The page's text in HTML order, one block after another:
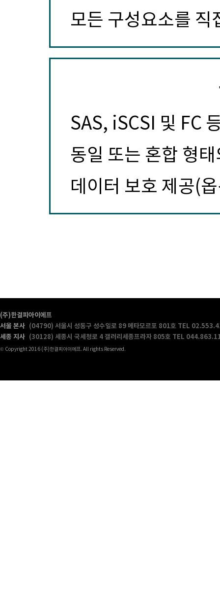
모든 구성요소를 직
SAS, iSCSI 및 FC
동일 또는 혼합 형
데이터 보호 제공(
(주)한결피아이에프
서울 본사 (04790) 서울시 성동구 성수일로 89 메타모르포 801호 TEL
세종 지사 (30128) 세종시 국세청로 4 갤러리세종프라자 805호 TEL
© Copyright 2016 (주)한결피아이에프. All rights Reserved.